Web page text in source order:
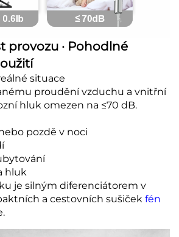
provozu · Pohodlné
situace
proudění vzduchu a vnitřní
hluk omezen na ≤70 dB.
pozdě v noci
hluk
je silným diferenciátorem v
a cestovních sušiček fén